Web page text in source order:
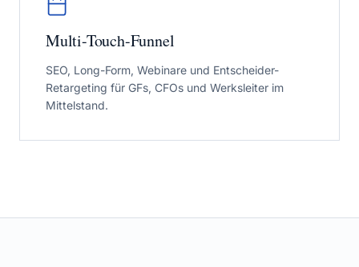
Multi-Touch-Funnel
SEO, Long-Form, Webinare und Entscheider-
Retargeting für GFs, CFOs und Werksleiter im
Mittelstand.